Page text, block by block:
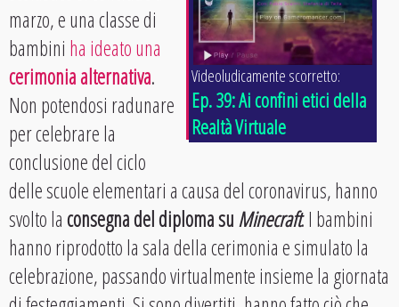
Videoludicamente scorretto:
Ep. 39: Ai confini etici della
Realtà Virtuale
marzo, e una classe di
bambini ha ideato una
cerimonia alternativa.
Non potendosi radunare
per celebrare la
conclusione del ciclo
delle scuole elementari a causa del coronavirus, hanno
svolto laconsegna del diploma suMinecraft. I bambini
hanno riprodotto la sala della cerimonia e simulato la
celebrazione, passando virtualmente insieme la giornata